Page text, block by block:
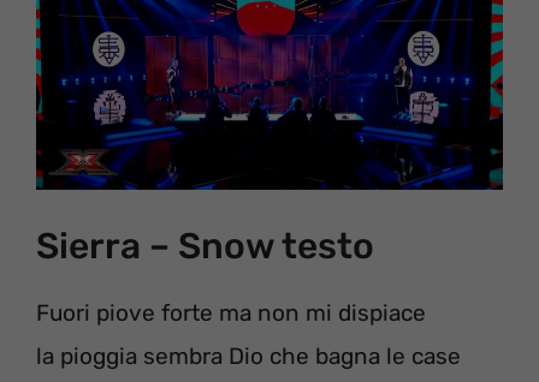
Sierra – Snow testo
Fuori piove forte ma non mi dispiace
la pioggia sembra Dio che bagna le case